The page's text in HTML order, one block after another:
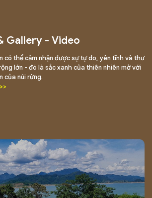
Gallery - Video
có thể cảm nhận được sự tự do, yên tĩnh và thư
lớn - đó là sắc xanh của thiên nhiên mở với
của núi rừng.